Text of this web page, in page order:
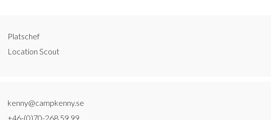
Platschef
Location Scout
kenny@campkenny.se
+46-(0)70-268 59 99